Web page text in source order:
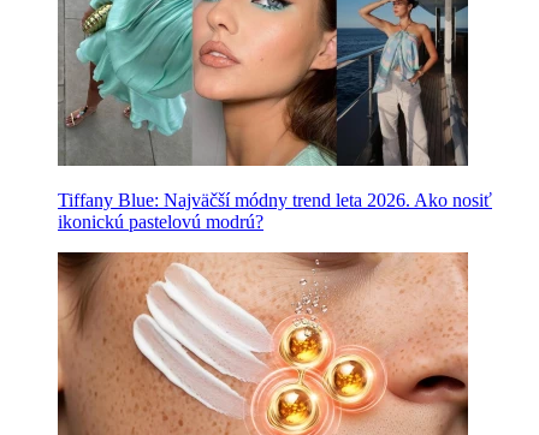
Tiffany Blue: Najväčší módny trend leta 2026. Ako nosiť
ikonickú pastelovú modrú?